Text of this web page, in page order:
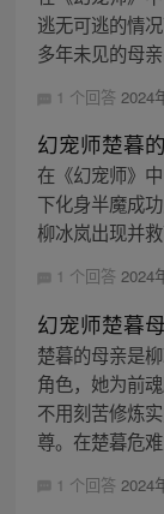
逃无可逃的情
多年未见的母
1 个回答 2024
幻宠师楚暮
在《幻宠师》
下化身半魔成
柳冰岚出现并救
1 个回答 2024
幻宠师楚暮
楚暮的母亲是
角色，她为前
不用刻苦修炼
尊。在楚暮危
1 个回答 2024